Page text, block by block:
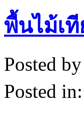
พื้นไม้เ
Posted by
Posted in: